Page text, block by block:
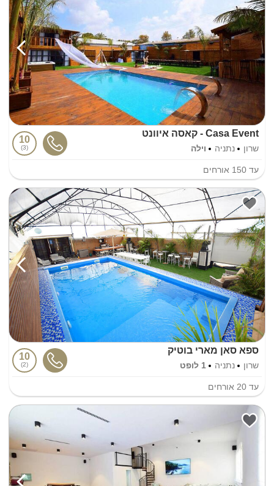
Casa Event - קאסה איוונט
שרון נתניה וילה
10
3
עד 150 אורחים
ספא סאן מארי בוטיק
שרון נתניה 1 לופט
10
2
עד 20 אורחים